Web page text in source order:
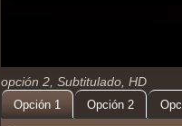
opción 2, Subtitulado, HD
Opción 1 Opción 2